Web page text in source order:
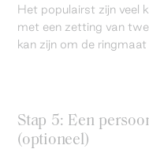
Het populairst zijn veel
met een zetting van
kan zijn om de
Stap 5: Een
(optioneel)